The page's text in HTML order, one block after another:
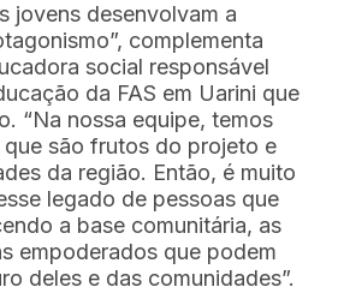
jovens desenvolvam a
complementa
social responsável
da FAS em Uarini que
“Na nossa equipe, temos
são frutos do projeto e
da região. Então, é muito
legado de pessoas que
a base comunitária, as
empoderados que podem
deles e das comunidades”.